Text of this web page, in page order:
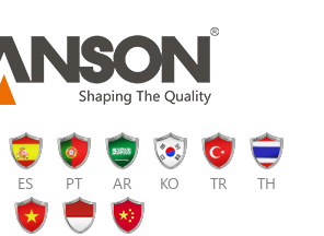
ES PT AR KO TR TH